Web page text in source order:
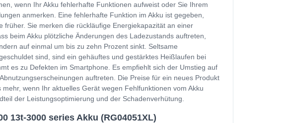
wenn Ihr Akku fehlerhafte Funktionen aufweist oder Sie Ihrem
anmerken. Eine fehlerhafte Funktion im Akku ist gegeben,
Sie merken die rückläufige Energiekapazität an einer
beim Akku plötzliche Änderungen des Ladezustands auftreten,
auf einmal um bis zu zehn Prozent sinkt. Seltsame
sind, sind ein gehäuftes und gestärktes Heißlaufen bei
es zu Defekten im Smartphone. Es empfiehlt sich der Umstieg auf
auftreten. Die Preise für ein neues Produkt
wenn Ihr aktuelles Gerät wegen Fehlfunktionen vom Akku
der Leistungsoptimierung und der Schadenverhütung.
13t-3000 series Akku (RG04051XL)